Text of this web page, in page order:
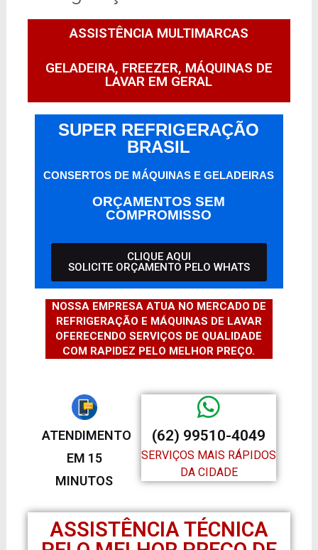
ASSISTÊNCIA MULTIMARCAS
GELADEIRA, FREEZER, MÁQUINAS DE
LAVAR EM GERAL
SUPER REFRIGERAÇÃO
BRASIL
CONSERTOS DE MÁQUINAS E GELADEIRAS
ORÇAMENTOS SEM
COMPROMISSO
CLIQUE AQUI
SOLICITE ORÇAMENTO PELO WHATS
NOSSA EMPRESA ATUA NO MERCADO DE
REFRIGERAÇÃO E MÁQUINAS DE LAVAR
OFERECENDO SERVIÇOS DE QUALIDADE
COM RAPIDEZ PELO MELHOR PREÇO.
ATENDIMENTO
EM 15
MINUTOS
(62) 99510-4049
SERVIÇOS MAIS RÁPIDOS
DA CIDADE
ASSISTÊNCIA TÉCNICA